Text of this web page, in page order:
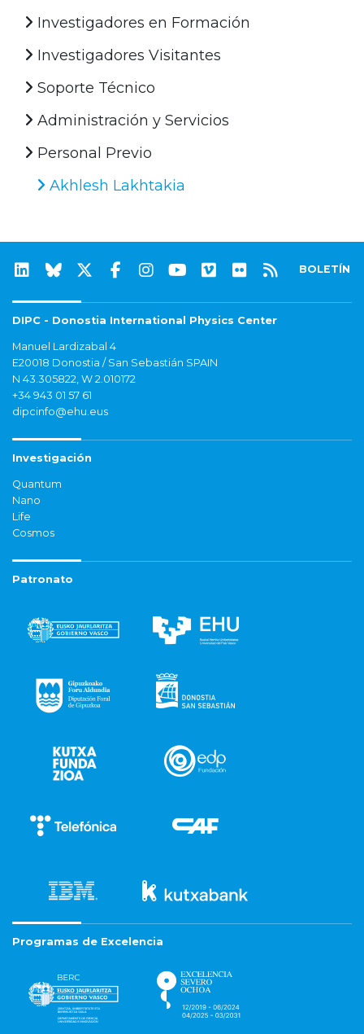
Investigadores en Formación
Investigadores Visitantes
Soporte Técnico
Administración y Servicios
Personal Previo
Akhlesh Lakhtakia
BOLETÍN
DIPC - Donostia International Physics Center
Manuel Lardizabal 4
E20018 Donostia / San Sebastián SPAIN
N 43.305822, W 2.010172
+34 943 01 57 61
dipcinfo@ehu.eus
Investigación
Quantum
Nano
Life
Cosmos
Patronato
Programas de Excelencia